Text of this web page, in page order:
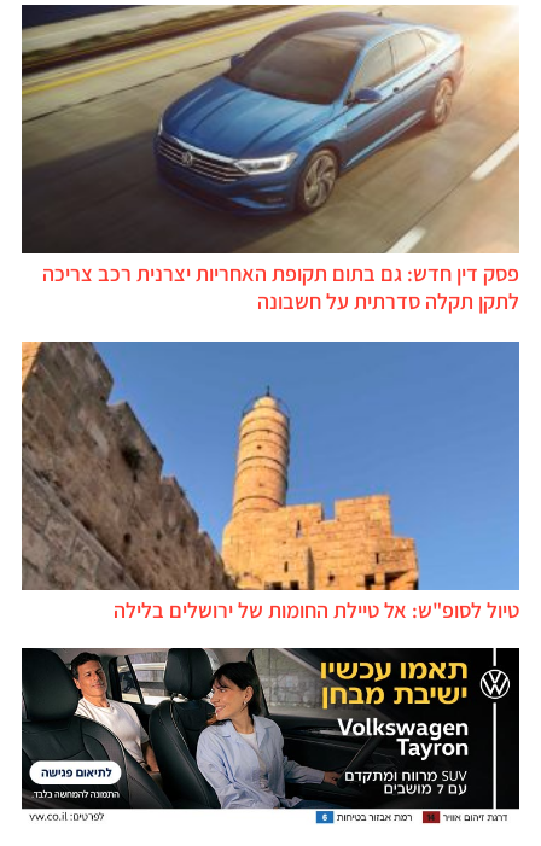
פסק דין חדש: גם בתום תקופת האחריות יצרנית רכב צריכה
לתקן תקלה סדרתית על חשבונה
טיול לסופ"ש: אל טיילת החומות של ירושלים בלילה